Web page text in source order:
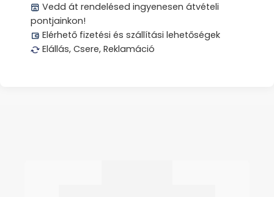
Vedd át rendelésed ingyenesen átvételi
pontjainkon!
Elérhető fizetési és szállítási lehetőségek
Elállás, Csere, Reklamáció